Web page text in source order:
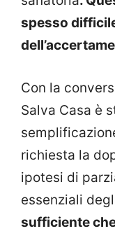
spesso
Con la
Salva Casa è
richiesta la
ipotesi di
essenziali
sufficiente